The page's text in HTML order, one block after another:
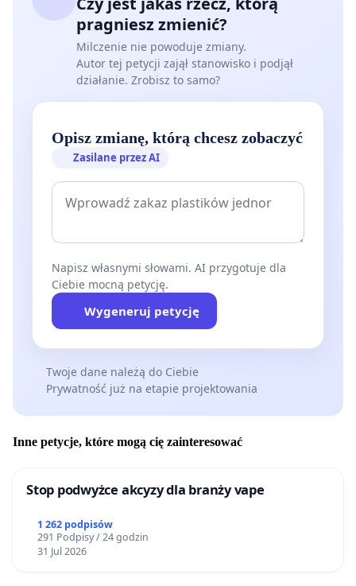
pragniesz zmienić?
Milczenie nie powoduje zmiany.
Autor tej petycji zajął stanowisko i podjął
działanie. Zrobisz to samo?
Opisz zmianę, którą chcesz zobaczyć
Zasilane przez AI
Napisz własnymi słowami. AI przygotuje dla
Ciebie mocną petycję.
Wygeneruj petycję
Twoje dane należą do Ciebie
Prywatność już na etapie projektowania
Inne petycje, które mogą cię zainteresować
Stop podwyżce akcyzy dla branży vape
1 262 podpisów
291 Podpisy / 24 godzin
31 Jul 2026